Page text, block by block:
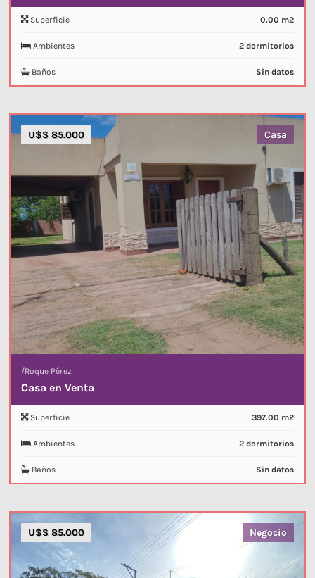
Superficie 0.00 m2
Ambientes 2 dormitorios
Baños Sin datos
/Roque Pérez
Casa en Venta
U$S 85.000 Casa
Superficie 397.00 m2
Ambientes 2 dormitorios
Baños Sin datos
U$S 85.000 Negocio